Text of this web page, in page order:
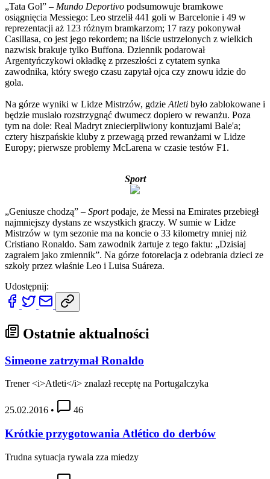
„Tata Gol” – Mundo Deportivo podsumowuje bramkowe
osiągnięcia Messiego: Leo strzelił 441 goli w Barcelonie i 49 w
reprezentacji aż 123 różnym bramkarzom; 17 razy pokonywał
Casillasa, co jest jego rekordem; na liście ustrzelonych z wielkich
nazwisk brakuje tylko Buffona. Dziennik podarował
Argentyńczykowi okładkę z przeszłości z cytatem synka
zawodnika, który swego czasu zapytał ojca czy znowu idzie do
gola.
Na górze wyniki w Lidze Mistrzów, gdzie Atleti było zablokowane i
będzie musiało rozstrzygnąć dwumecz dopiero w rewanżu. Poza
tym na dole: Real Madryt zniecierpliwiony kontuzjami Bale'a;
cztery hiszpańskie kluby z przewagą przed rewanżami w Lidze
Europy; pierwsze problemy McLarena w czasie testów F1.
Sport
„Geniusze chodzą” – Sportpodaje, że Messi na Emirates przebiegł
najmniejszy dystans ze wszystkich graczy. W sumie w Lidze
Mistrzów w tym sezonie ma na koncie o 33 kilometry mniej niż
Cristiano Ronaldo. Sam zawodnik żartuje z tego faktu: „Dzisiaj
zagrałem jako zmiennik”. Na górze fotorelacja z odebrania dzieci ze
szkoły przez właśnie Leo i Luisa Suáreza.
Udostępnij:
Ostatnie aktualności
Simeone zatrzymał Ronaldo
Trener <i>Atleti</i> znalazł receptę na Portugalczyka
25.02.2016 • 46
Krótkie przygotowania Atlético do derbów
Trudna sytuacja rywala zza miedzy